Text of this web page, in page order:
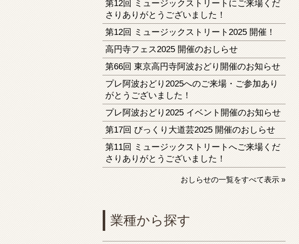
第12回 ミュージックストリートにご来場くだ
さりありがとうございました！
第12回 ミュージックストリート2025 開催！
高円寺フェス2025 開催のおしらせ
第66回 東京高円寺阿波おどり開催のお知らせ
プレ阿波おどり2025へのご来場・ご参加あり
がとうございました！
プレ阿波おどり2025 イベント開催のお知らせ
第17回 びっくり大道芸2025 開催のおしらせ
第11回 ミュージックストリートへご来場くだ
さりありがとうございました！
おしらせの一覧をすべて表示 »
業種から探す